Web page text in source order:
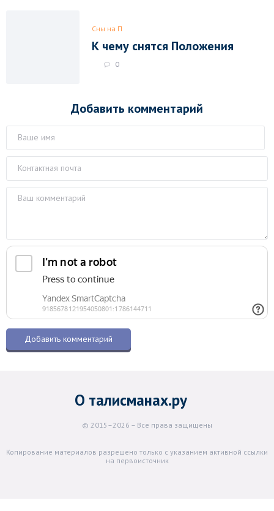
Сны на П
К чему снятся Положения
0
Добавить комментарий
О талисманах.ру
© 2015–2026 – Все права защищены
Копирование материалов разрешено только с указанием активной ссылки
на первоисточник